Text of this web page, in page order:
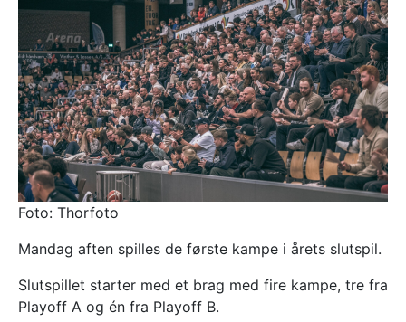
Foto: Thorfoto
Mandag aften spilles de første kampe i årets slutspil.
Slutspillet starter med et brag med fire kampe, tre fra
Playoff A og én fra Playoff B.